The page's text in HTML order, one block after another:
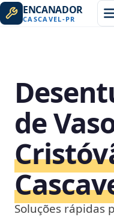
ENCANADOR
CASCAVEL-PR
de
Soluções rápidas